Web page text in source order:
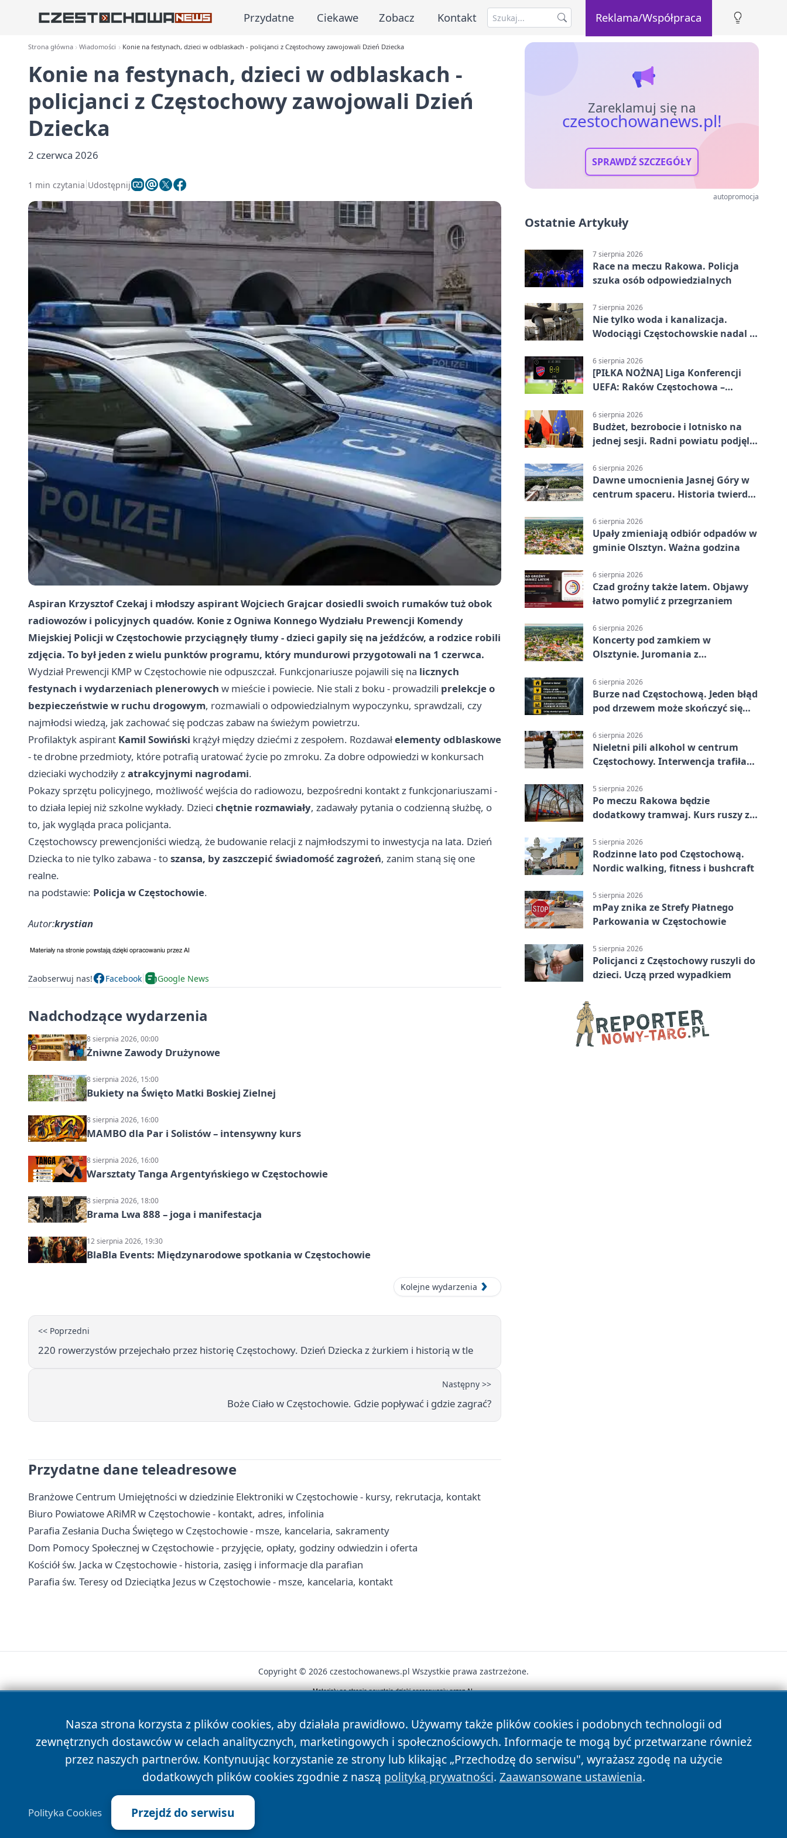
Przydatne Ciekawe Zobacz Kontakt Reklama/Współpraca
Strona główna Wiadomości Konie na festynach, dzieci w odblaskach - policjanci z Częstochowy zawojowali Dzień Dziecka
Konie na festynach, dzieci w odblaskach -
policjanci z Częstochowy zawojowali Dzień
Dziecka
2 czerwca 2026
1 min czytania Udostępnij
Aspiran Krzysztof Czekaj i młodszy aspirant Wojciech Grajcar dosiedli swoich rumaków tuż obok
radiowozów i policyjnych quadów. Konie z Ogniwa Konnego Wydziału Prewencji Komendy
Miejskiej Policji w Częstochowie przyciągnęły tłumy - dzieci gapily się na jeźdźców, a rodzice robili
zdjęcia. To był jeden z wielu punktów programu, który mundurowi przygotowali na 1 czerwca.
Wydział Prewencji KMP w Częstochowie nie odpuszczał. Funkcjonariusze pojawili się na licznych
festynach i wydarzeniach plenerowych w mieście i powiecie. Nie stali z boku - prowadzili prelekcje o
bezpieczeństwie w ruchu drogowym, rozmawiali o odpowiedzialnym wypoczynku, sprawdzali, czy
najmłodsi wiedzą, jak zachować się podczas zabaw na świeżym powietrzu.
Profilaktyk aspirant Kamil Sowiński krążył między dziećmi z zespołem. Rozdawałelementy odblaskowe
- te drobne przedmioty, które potrafią uratować życie po zmroku. Za dobre odpowiedzi w konkursach
dzieciaki wychodziły zatrakcyjnymi nagrodami.
Pokazy sprzętu policyjnego, możliwość wejścia do radiowozu, bezpośredni kontakt z funkcjonariuszami -
to działa lepiej niż szkolne wykłady. Dzieci chętnie rozmawiały, zadawały pytania o codzienną służbę, o
to, jak wygląda praca policjanta.
Częstochowscy prewencjoniści wiedzą, że budowanie relacji z najmłodszymi to inwestycja na lata. Dzień
Dziecka to nie tylko zabawa - toszansa, by zaszczepić świadomość zagrożeń, zanim staną się one
realne.
na podstawie: Policja w Częstochowie.
Autor:krystian
Zaobserwuj nas! Facebook Google News
Nadchodzące wydarzenia
8 sierpnia 2026, 00:00
Żniwne Zawody Drużynowe
8 sierpnia 2026, 15:00
Bukiety na Święto Matki Boskiej Zielnej
8 sierpnia 2026, 16:00
MAMBO dla Par i Solistów – intensywny kurs
8 sierpnia 2026, 16:00
Warsztaty Tanga Argentyńskiego w Częstochowie
8 sierpnia 2026, 18:00
Brama Lwa 888 – joga i manifestacja
12 sierpnia 2026, 19:30
BlaBla Events: Międzynarodowe spotkania w Częstochowie
Kolejne wydarzenia
<< Poprzedni
220 rowerzystów przejechało przez historię Częstochowy. Dzień Dziecka z żurkiem i historią w tle
Następny >>
Boże Ciało w Częstochowie. Gdzie popływać i gdzie zagrać?
Przydatne dane teleadresowe
Branżowe Centrum Umiejętności w dziedzinie Elektroniki w Częstochowie - kursy, rekrutacja, kontakt
Biuro Powiatowe ARiMR w Częstochowie - kontakt, adres, infolinia
Parafia Zesłania Ducha Świętego w Częstochowie - msze, kancelaria, sakramenty
Dom Pomocy Społecznej w Częstochowie - przyjęcie, opłaty, godziny odwiedzin i oferta
Kościół św. Jacka w Częstochowie - historia, zasięg i informacje dla parafian
Parafia św. Teresy od Dzieciątka Jezus w Częstochowie - msze, kancelaria, kontakt
Zareklamuj się na
czestochowanews.pl!
SPRAWDŹ SZCZEGÓŁY
autopromocja
Ostatnie Artykuły
7 sierpnia 2026
Race na meczu Rakowa. Policja
szuka osób odpowiedzialnych
7 sierpnia 2026
Nie tylko woda i kanalizacja.
Wodociągi Częstochowskie nadal w
6 sierpnia 2026
[PIŁKA NOŻNA] Liga Konferencji
UEFA: Raków Częstochowa –
meczu III rundy eliminacji
6 sierpnia 2026
Budżet, bezrobocie i lotnisko na
jednej sesji. Radni powiatu podjęli
6 sierpnia 2026
Dawne umocnienia Jasnej Góry w
centrum spaceru. Historia twierdzy
6 sierpnia 2026
Upały zmieniają odbiór odpadów w
gminie Olsztyn. Ważna godzina
6 sierpnia 2026
Czad groźny także latem. Objawy
łatwo pomylić z przegrzaniem
6 sierpnia 2026
Koncerty pod zamkiem w
Olsztynie. Juromania z
6 sierpnia 2026
Burze nad Częstochową. Jeden błąd
pod drzewem może skończyć się
6 sierpnia 2026
Nieletni pili alkohol w centrum
Częstochowy. Interwencja trafiła
5 sierpnia 2026
Po meczu Rakowa będzie
dodatkowy tramwaj. Kurs ruszy ze
5 sierpnia 2026
Rodzinne lato pod Częstochową.
Nordic walking, fitness i bushcraft
5 sierpnia 2026
mPay znika ze Strefy Płatnego
Parkowania w Częstochowie
5 sierpnia 2026
Policjanci z Częstochowy ruszyli do
dzieci. Uczą przed wypadkiem
Nasza strona korzysta z plików cookies, aby działała prawidłowo. Używamy także plików cookies i podobnych technologii od
zewnętrznych dostawców w celach analitycznych, marketingowych i społecznościowych. Informacje te mogą być przetwarzane również
przez naszych partnerów. Kontynuując korzystanie ze strony lub klikając „Przechodzę do serwisu", wyrażasz zgodę na użycie
dodatkowych plików cookies zgodnie z naszą polityką prywatności. Zaawansowane ustawienia.
Polityka Cookies Przejdź do serwisu
Copyright © 2026 czestochowanews.pl Wszystkie prawa zastrzeżone.